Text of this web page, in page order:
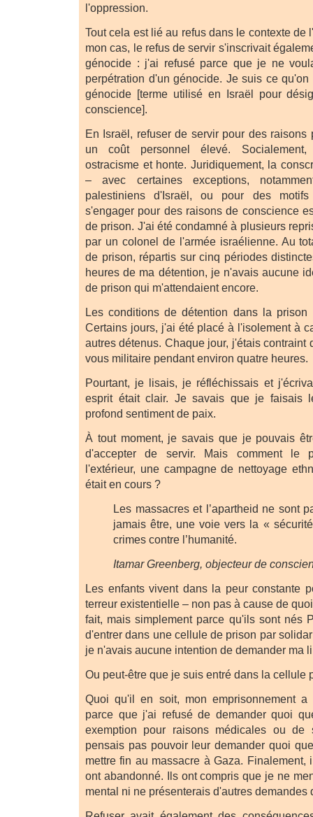
l'oppression.
Tout cela est lié au refus dans le contexte de
mon cas, le refus de servir s'inscrivait
génocide : j'ai refusé parce que je ne
perpétration d'un génocide. Je suis ce
génocide [terme utilisé en Israël pour
conscience].
En Israël, refuser de servir pour des raisons
un coût personnel élevé.
ostracisme et honte. Juridiquement, la
– avec certaines exceptions,
palestiniens d'Israël, ou pour des
s'engager pour des raisons de conscience
de prison. J'ai été condamné à plusieurs
par un colonel de l'armée israélienne. Au
de prison, répartis sur cinq périodes
heures de ma détention, je n'avais aucune
de prison qui m'attendaient encore.
Les conditions de détention dans la prison
Certains jours, j'ai été placé à l'isolement à
autres détenus. Chaque jour, j'étais contraint
vous militaire pendant environ quatre heures.
Pourtant, je lisais, je réfléchissais et
esprit était clair. Je savais que je faisais
profond sentiment de paix.
À tout moment, je savais que je pouvais
d'accepter de servir. Mais comment le
l'extérieur, une campagne de nettoyage
était en cours ?
Les massacres et l’apartheid ne sont
jamais être, une voie vers la «
crimes contre l’humanité.
Itamar Greenberg, objecteur de
Les enfants vivent dans la peur constante
terreur existentielle – non pas à cause de
fait, mais simplement parce qu'ils sont nés
d'entrer dans une cellule de prison par
je n'avais aucune intention de demander ma
Ou peut-être que je suis entré dans la cellule
Quoi qu'il en soit, mon emprisonnement a
parce que j'ai refusé de demander quoi
exemption pour raisons médicales ou de
pensais pas pouvoir leur demander quoi
mettre fin au massacre à Gaza. Finalement,
ont abandonné. Ils ont compris que je ne
mental ni ne présenterais d'autres demandes